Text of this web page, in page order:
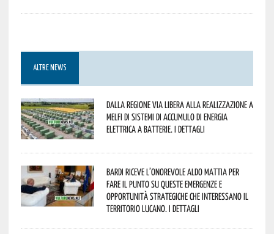
ALTRE NEWS
Dalla Regione via libera alla realizzazione a
Melfi di sistemi di accumulo di energia
elettrica a batterie. I dettagli
Bardi riceve l’onorevole Aldo Mattia per
fare il punto su queste emergenze e
opportunità strategiche che interessano il
territorio lucano. I dettagli